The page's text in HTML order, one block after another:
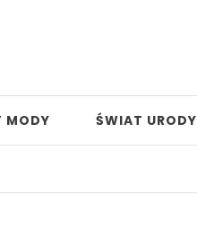
MODY ŚWIAT URODY